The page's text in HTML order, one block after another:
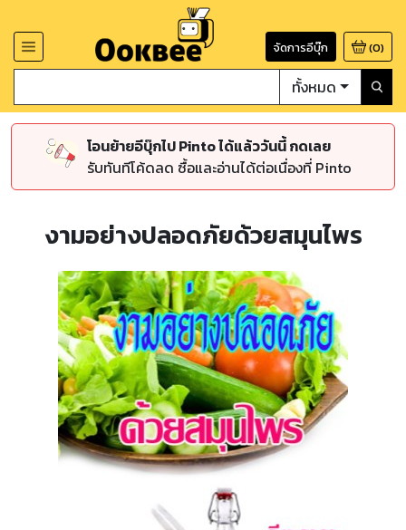
จัดการอีบุ๊ก (0)
ทั้งหมด
โอนย้ายอีบุ๊กไป Pinto ได้แล้ววันนี้ กดเลย
รับทันทีโค้ดลด ซื้อและอ่านได้ต่อเนื่องที่ Pinto
งามอย่างปลอดภัยด้วยสมุนไพร